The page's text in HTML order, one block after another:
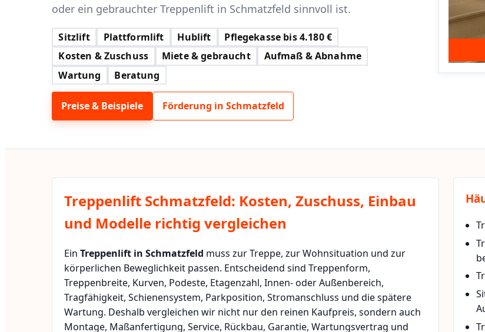
oder ein gebrauchter Treppenlift in Schmatzfeld sinnvoll ist.
Sitzlift Plattformlift Hublift
Pflegekasse bis 4.180 €
Kosten & Zuschuss
Miete & gebraucht
Aufmaß & Abnahme
Wartung
Beratung
Preise & Beispiele Förderung in Schmatzfeld
Treppenlift Schmatzfeld: Kosten, Zuschuss, Einbau
und Modelle richtig vergleichen
Ein Treppenlift in Schmatzfeld muss zur Treppe, zur Wohnsituation und zur
körperlichen Beweglichkeit passen. Entscheidend sind Treppenform,
Treppenbreite, Kurven, Podeste, Etagenzahl, Innen- oder Außenbereich,
Tragfähigkeit, Schienensystem, Parkposition, Stromanschluss und die spätere
Wartung. Deshalb vergleichen wir nicht nur den reinen Kaufpreis, sondern auch
Montage, Maßanfertigung, Service, Rückbau, Garantie, Wartungsvertrag und